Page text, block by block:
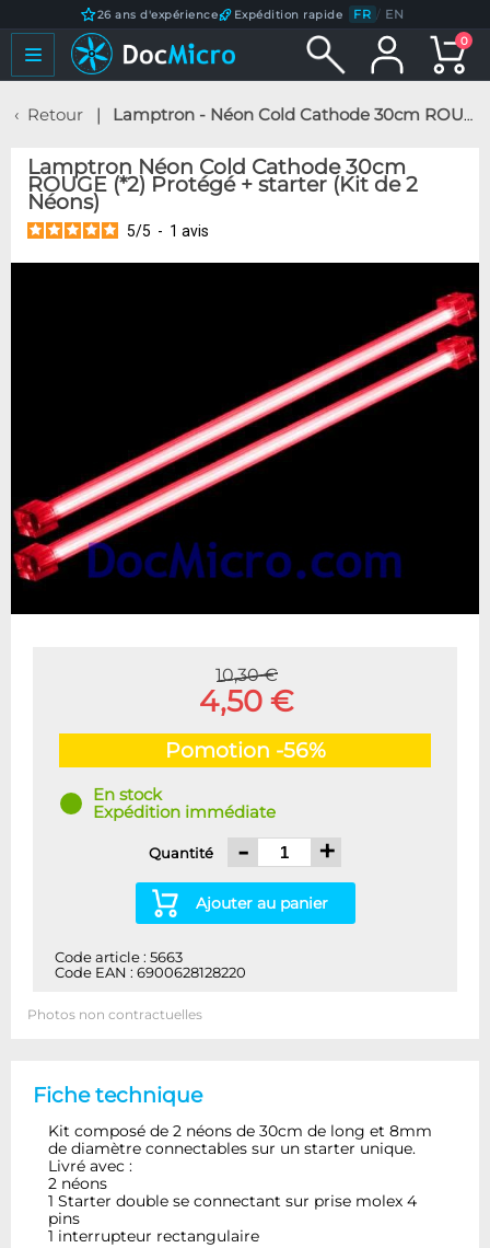
26 ans d'expérience Expédition rapide FR / EN
0
Retour Lamptron - Néon Cold Cathode 30cm ROUGE (*2) Protégé + starter (Kit de 2 Néons)
Lamptron Néon Cold Cathode 30cm
ROUGE (*2) Protégé + starter (Kit de 2
Néons)
5/5 - 1 avis
10,30 €
4,50 €
Pomotion -56%
En stock
Expédition immédiate
Quantité - +
Ajouter au panier
Code article : 5663
Code EAN : 6900628128220
Photos non contractuelles
Fiche technique
Kit composé de 2 néons de 30cm de long et 8mm
de diamètre connectables sur un starter unique.
Livré avec :
2 néons
1 Starter double se connectant sur prise molex 4
pins
1 interrupteur rectangulaire